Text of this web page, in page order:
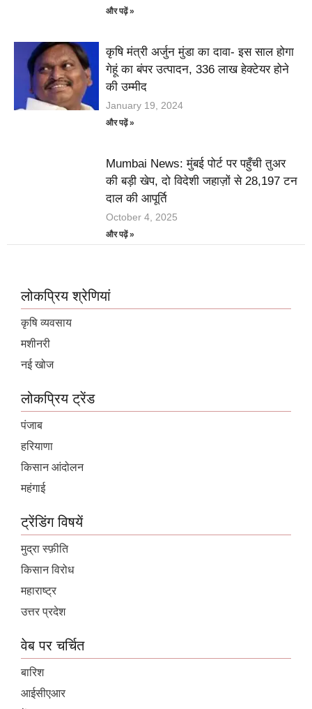
और पढ़ें »
कृषि मंत्री अर्जुन मुंडा का दावा- इस साल होगा
गेहूं का बंपर उत्पादन, 336 लाख हेक्टेयर होने
की उम्मीद
January 19, 2024
और पढ़ें »
Mumbai News: मुंबई पोर्ट पर पहुँची तुअर
की बड़ी खेप, दो विदेशी जहाज़ों से 28,197 टन
दाल की आपूर्ति
October 4, 2025
और पढ़ें »
लोकप्रिय श्रेणियां
कृषि व्यवसाय
मशीनरी
नई खोज
लोकप्रिय ट्रेंड
पंजाब
हरियाणा
किसान आंदोलन
महंगाई
ट्रेंडिंग विषयें
मुद्रा स्फ़ीति
किसान विरोध
महाराष्ट्र
उत्तर प्रदेश
वेब पर चर्चित
बारिश
आईसीएआर